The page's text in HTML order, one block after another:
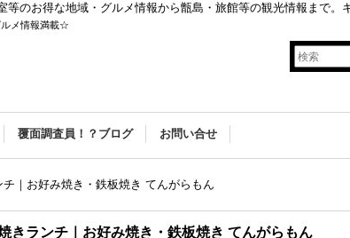
等のお得な地域・グルメ情報から甑島・旅館等の観光情報まで。
メ情報満載☆
覆面調査員！？ブログ お問い合せ
チ｜お好み焼き・鉄板焼き てんがらもん
きランチ｜お好み焼き・鉄板焼き てんがらもん